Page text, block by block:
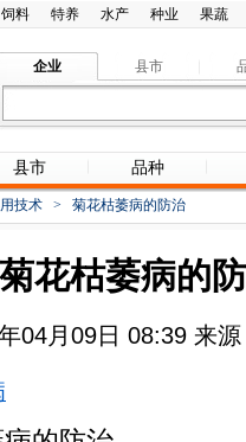
饲料 特养 水产 种业 果蔬
企业 县市
县市 品种
技术 > 菊花枯萎病的防治
菊花枯萎病的
04月09日 08:39 来